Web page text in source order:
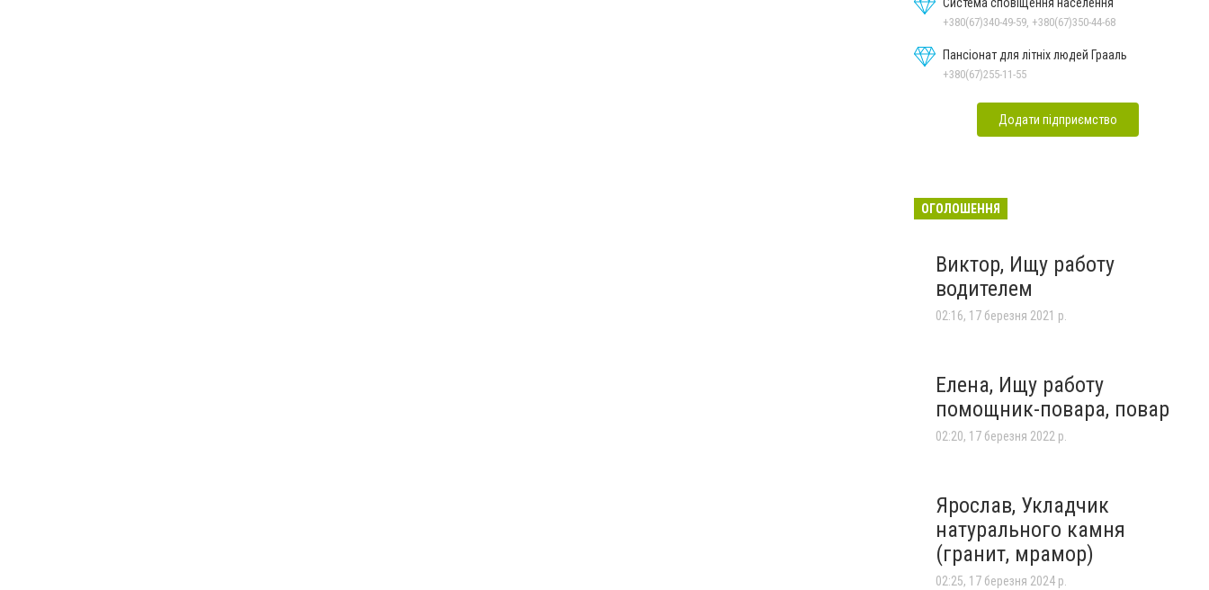
+380(67)340-49-59, +380(67)350-44-68
Пансіонат для літніх людей Грааль
+380(67)255-11-55
Додати підприємство
ОГОЛОШЕННЯ
Виктор, Ищу работу
водителем
02:16, 17 березня 2021 р.
Елена, Ищу работу
помощник-повара, повар
02:20, 17 березня 2022 р.
Ярослав, Укладчик
натурального камня
(гранит, мрамор)
02:25, 17 березня 2024 р.